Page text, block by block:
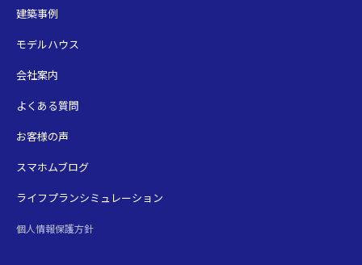
建築事例
モデルハウス
会社案内
よくある質問
お客様の声
スマホムブログ
ライフプランシミュレーション
個人情報保護方針